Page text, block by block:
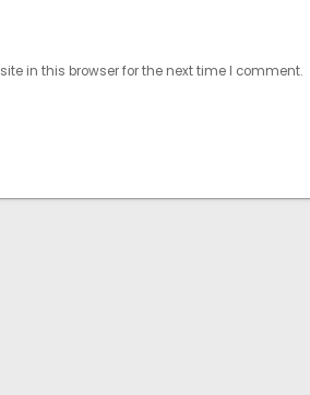
in this browser for the next time I comment.